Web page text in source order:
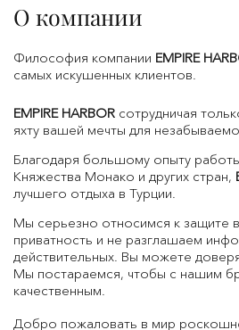
О компании
Философия компании EMPIRE
самых искушенных клиентов.
EMPIRE HARBOR сотрудничая
яхту вашей мечты для
Благодаря большому опыту
Княжества Монако и других стран,
лучшего отдыха в Турции.
Мы серьезно относимся к защите
приватность и не разглашаем
действительных. Вы можете
Мы постараемся, чтобы с нашим
качественным.
Добро пожаловать в мир